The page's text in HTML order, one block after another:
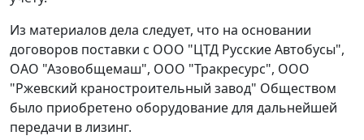
Из материалов дела следует, что на основании
договоров поставки с ООО "ЦТД Русские Автобусы",
ОАО "Азовобщемаш", ООО "Тракресурс", ООО
"Ржевский краностроительный завод" Обществом
было приобретено оборудование для дальнейшей
передачи в лизинг.